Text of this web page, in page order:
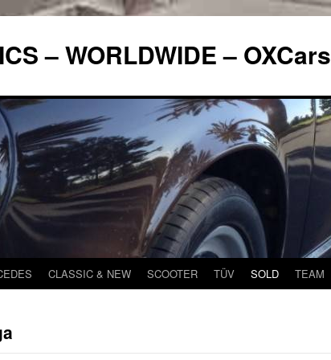
– WORLDWIDE – OXCars
CLASSIC & NEW SCOOTER TÜV SOLD TEAM